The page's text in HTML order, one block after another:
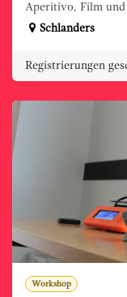
Aperitivo, Film und
Schlanders
Registrierungen
Workshop